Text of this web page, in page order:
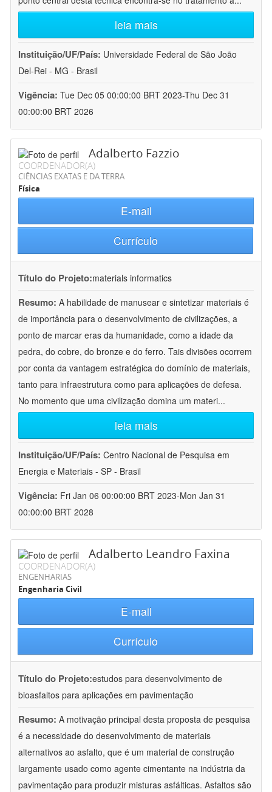
leia mais
Instituição/UF/País: Universidade Federal de São João
Del-Rei - MG - Brasil
Vigência: Tue Dec 05 00:00:00 BRT 2023-Thu Dec 31
00:00:00 BRT 2026
Adalberto Fazzio
COORDENADOR(A)
CIÊNCIAS EXATAS E DA TERRA
Física
E-mail
Currículo
Título do Projeto:materials informatics
Resumo: A habilidade de manusear e sintetizar materiais é
de importância para o desenvolvimento de civilizações, a
ponto de marcar eras da humanidade, como a idade da
pedra, do cobre, do bronze e do ferro. Tais divisões ocorrem
por conta da vantagem estratégica do domínio de materiais,
tanto para infraestrutura como para aplicações de defesa.
No momento que uma civilização domina um materi...
leia mais
Instituição/UF/País: Centro Nacional de Pesquisa em
Energia e Materiais - SP - Brasil
Vigência: Fri Jan 06 00:00:00 BRT 2023-Mon Jan 31
00:00:00 BRT 2028
Adalberto Leandro Faxina
COORDENADOR(A)
ENGENHARIAS
Engenharia Civil
E-mail
Currículo
Título do Projeto:estudos para desenvolvimento de
bioasfaltos para aplicações em pavimentação
Resumo: A motivação principal desta proposta de pesquisa
é a necessidade do desenvolvimento de materiais
alternativos ao asfalto, que é um material de construção
largamente usado como agente cimentante na indústria da
pavimentação para produzir misturas asfálticas. Asfaltos são